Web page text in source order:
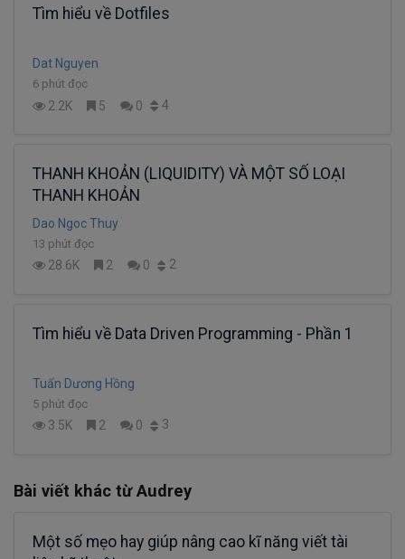
Tìm hiểu về Dotfiles
Dat Nguyen
6 phút đọc
2.2K 5 0 4
THANH KHOẢN (LIQUIDITY) VÀ MỘT SỐ LOẠI
THANH KHOẢN
Dao Ngoc Thuy
13 phút đọc
28.6K 2 0 2
Tìm hiểu về Data Driven Programming - Phần 1
Tuấn Dương Hồng
5 phút đọc
3.5K 2 0 3
Bài viết khác từ Audrey
Một số mẹo hay giúp nâng cao kĩ năng viết tài